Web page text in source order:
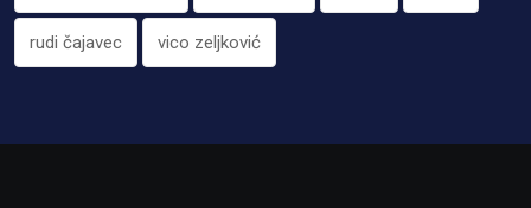
rudi čajavec vico zeljković